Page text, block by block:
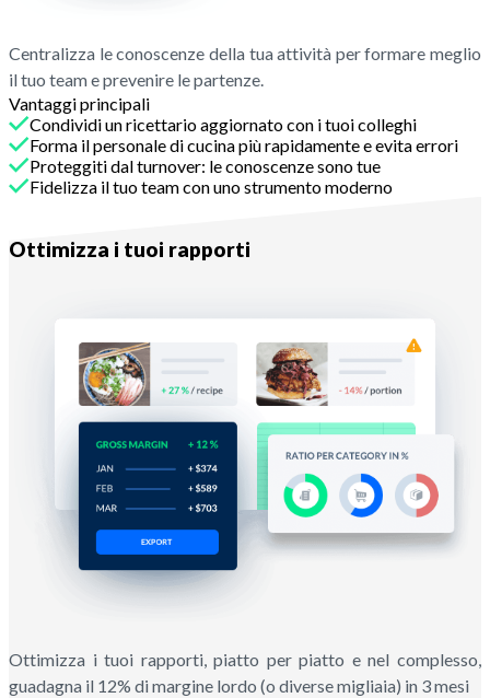
Centralizza le conoscenze della tua attività per formare meglio
il tuo team e prevenire le partenze.
Vantaggi principali
Condividi un ricettario aggiornato con i tuoi colleghi
Forma il personale di cucina più rapidamente e evita errori
Proteggiti dal turnover: le conoscenze sono tue
Fidelizza il tuo team con uno strumento moderno
Ottimizza i tuoi rapporti
Ottimizza i tuoi rapporti, piatto per piatto e nel complesso,
guadagna il 12% di margine lordo (o diverse migliaia) in 3 mesi